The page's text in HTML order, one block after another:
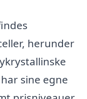
herunder
sine egne